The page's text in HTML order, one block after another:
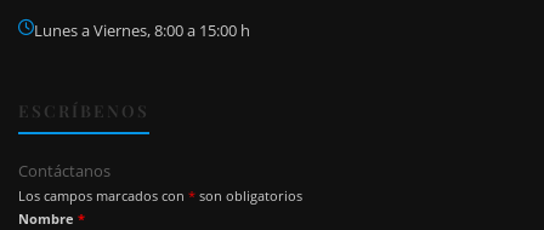
Lunes a Viernes, 8:00 a 15:00 h
ESCRÍBENOS
Contáctanos
Los campos marcados con * son obligatorios
Nombre *